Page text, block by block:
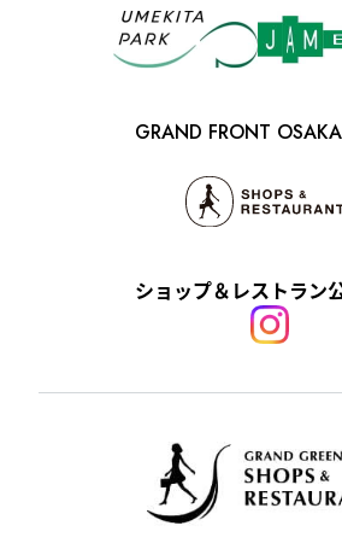
ショップ＆レストラン
GRAND FRONT OSAKA